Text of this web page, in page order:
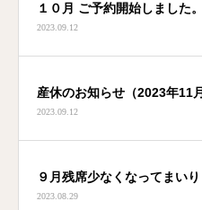
１０月 ご予約開始しました。
2023.09.12
産休のお知らせ（2023年11
2023.09.12
９月残席少なくなってまいり
2023.08.29